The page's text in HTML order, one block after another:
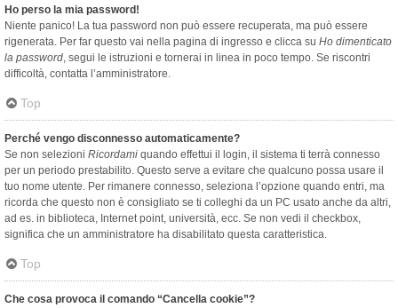
Ho perso la mia password!
Niente panico! La tua password non può essere recuperata, ma può essere
rigenerata. Per far questo vai nella pagina di ingresso e clicca su Ho dimenticato
la password, segui le istruzioni e tornerai in linea in poco tempo. Se riscontri
difficoltà, contatta l’amministratore.
Top
Perché vengo disconnesso automaticamente?
Se non selezioni Ricordami quando effettui il login, il sistema ti terrà connesso
per un periodo prestabilito. Questo serve a evitare che qualcuno possa usare il
tuo nome utente. Per rimanere connesso, seleziona l’opzione quando entri, ma
ricorda che questo non è consigliato se ti colleghi da un PC usato anche da altri,
ad es. in biblioteca, Internet point, università, ecc. Se non vedi il checkbox,
significa che un amministratore ha disabilitato questa caratteristica.
Top
Che cosa provoca il comando “Cancella cookie”?